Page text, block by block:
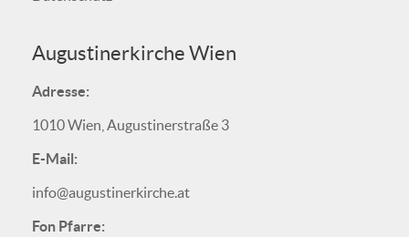
Augustinerkirche Wien
Adresse:
1010 Wien, Augustinerstraße 3
E-Mail:
info@augustinerkirche.at
Fon Pfarre: